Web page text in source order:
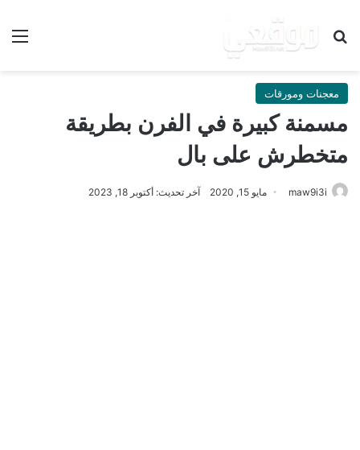
بحث عن
معجنات ومورقات
مسمنة كبيرة في الفرن بطريقة
متخطرش على بال
maw9i3i مايو 15, 2020 آخر تحديث: أكتوبر 18, 2023